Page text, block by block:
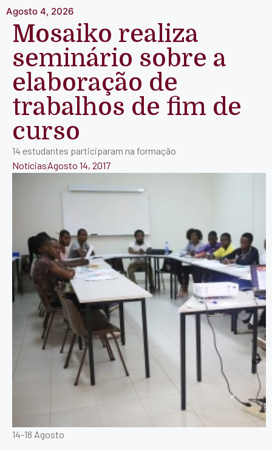
Agosto 4, 2026
Mosaiko realiza
seminário sobre a
elaboração de
trabalhos de fim de
curso
14 estudantes participaram na formação
NotíciasAgosto 14, 2017
14-18 Agosto